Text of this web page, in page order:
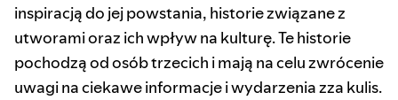
inspiracją do jej powstania, historie związane z
utworami oraz ich wpływ na kulturę. Te historie
pochodzą od osób trzecich i mają na celu zwrócenie
uwagi na ciekawe informacje i wydarzenia zza kulis.